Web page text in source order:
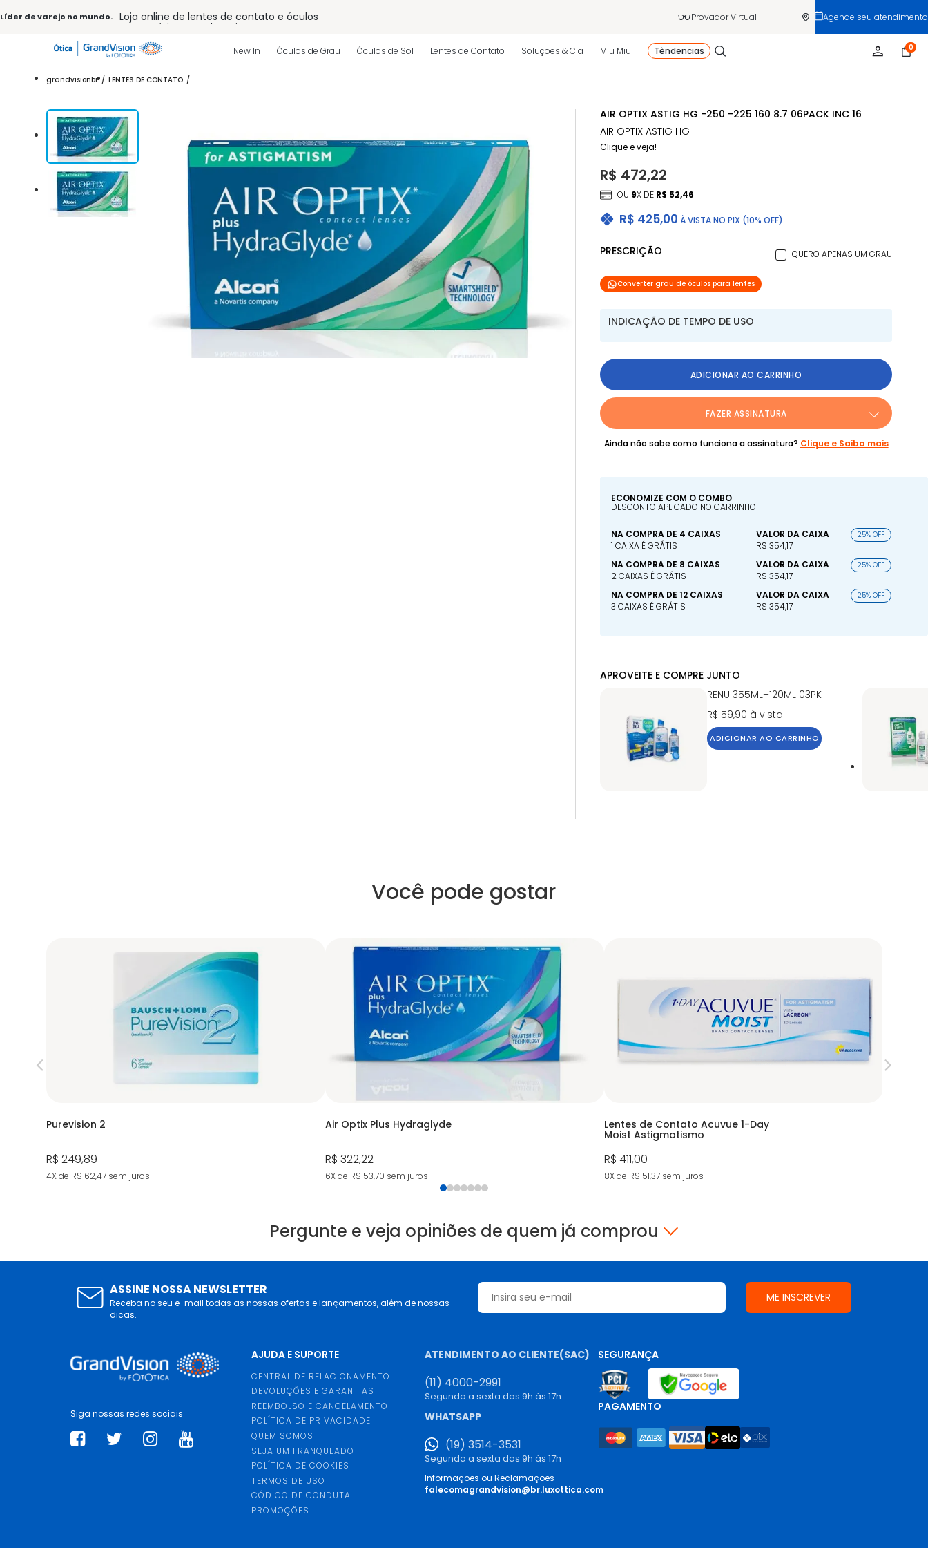
Líder de varejo no mundo.
Loja online de lentes de contato e óculos
Frete grátis em todo o site
10% off pagamento
Entrega para todo Brasil
15% Off na primeira compra (Consulte regulamento)
32% off no combo - cons. reg.
Provador Virtual Agende seu atendimento
New In Óculos de Grau Óculos de Sol Lentes de Contato Soluções & Cia Miu Miu Têndencias 0
grandvisionbr LENTES DE CONTATO
AIR OPTIX ASTIG HG -250 -225 160 8.7 06PACK INC 16
AIR OPTIX ASTIG HG
Clique e veja!
R$ 425,00 À VISTA NO PIX (10% OFF)
R$ 472,22
OU 9X DE R$ 52,46
PRESCRIÇÃO QUERO APENAS UM GRAU
Converter grau de óculos para lentes
INDICAÇÃO DE TEMPO DE USO
ADICIONAR AO CARRINHO
FAZER ASSINATURA
Ainda não sabe como funciona a assinatura? Clique e Saiba mais
ECONOMIZE COM O COMBO
DESCONTO APLICADO NO CARRINHO
NA COMPRA DE 4 CAIXAS
1 CAIXA É GRÁTIS
VALOR DA CAIXA
R$ 354,17
25% OFF
NA COMPRA DE 8 CAIXAS
2 CAIXAS É GRÁTIS
VALOR DA CAIXA
R$ 354,17
25% OFF
NA COMPRA DE 12 CAIXAS
3 CAIXAS É GRÁTIS
VALOR DA CAIXA
R$ 354,17
25% OFF
APROVEITE E COMPRE JUNTO
RENU 355ML+120ML 03PK
R$ 59,90 à vista
ADICIONAR AO CARRINHO
Você pode gostar
Purevision 2
R$ 249,89
4X de R$ 62,47 sem juros
Air Optix Plus Hydraglyde
R$ 322,22
6X de R$ 53,70 sem juros
Lentes de Contato Acuvue 1-Day
Moist Astigmatismo
R$ 411,00
8X de R$ 51,37 sem juros
Pergunte e veja opiniões de quem já comprou
ASSINE NOSSA NEWSLETTER
Receba no seu e-mail todas as nossas ofertas e lançamentos, além de nossas
dicas.
Siga nossas redes sociais
AJUDA E SUPORTE
CENTRAL DE RELACIONAMENTO
DEVOLUÇÕES E GARANTIAS
REEMBOLSO E CANCELAMENTO
POLÍTICA DE PRIVACIDADE
QUEM SOMOS
SEJA UM FRANQUEADO
POLÍTICA DE COOKIES
TERMOS DE USO
CÓDIGO DE CONDUTA
PROMOÇÕES
ATENDIMENTO AO CLIENTE(SAC)
(11) 4000-2991
Segunda a sexta das 9h às 17h
WHATSAPP
(19) 3514-3531
Segunda a sexta das 9h às 17h
Informações ou Reclamações
falecomagrandvision@br.luxottica.com
SEGURANÇA
PAGAMENTO